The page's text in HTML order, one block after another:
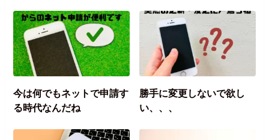
今は何でもネットで申請す
る時代なんだね
勝手に変更しないで欲し
い、、、